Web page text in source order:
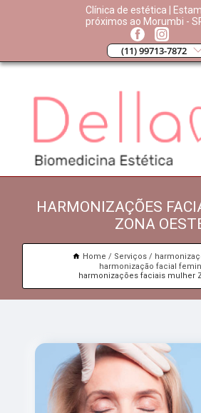
Clínica de estética |
próximos ao Morumbi -
(11) 99713-7872
HARMONIZAÇÕES
ZONA
Home Serviços
harmonização facial
harmonizações faciais mulher